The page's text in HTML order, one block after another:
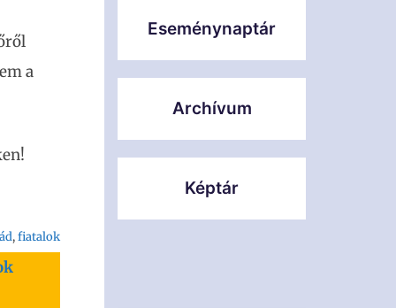
a
, fiatalok
Eseménynaptár
Archívum
Képtár